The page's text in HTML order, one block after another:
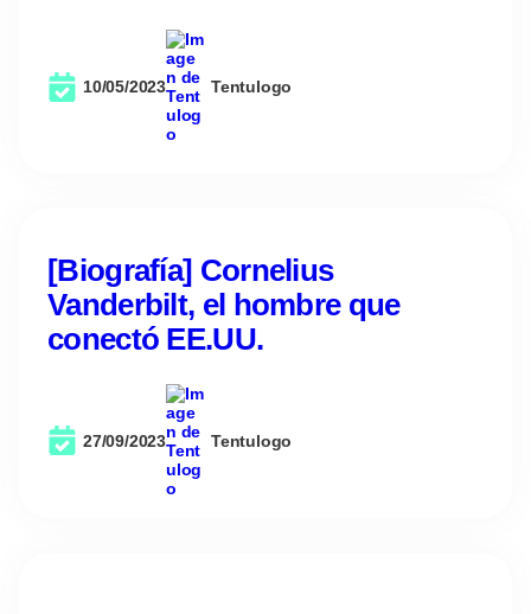
10/05/2023 Tentulogo
[Biografía] Cornelius
Vanderbilt, el hombre que
conectó EE.UU.
27/09/2023 Tentulogo